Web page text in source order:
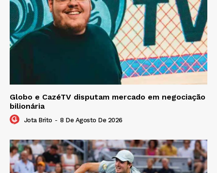
Globo e CazéTV disputam mercado em negociação
bilionária
Jota Brito - 8 De Agosto De 2026